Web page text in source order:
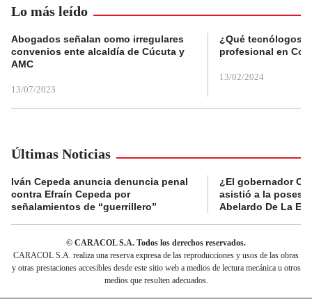
Lo más leído
Abogados señalan como irregulares
convenios ente alcaldía de Cúcuta y
AMC
13/07/2023
¿Qué tecnólogos
profesional en
13/02/2024
Últimas Noticias
Iván Cepeda anuncia denuncia penal
contra Efraín Cepeda por
señalamientos de “guerrillero”
¿El gobernador
asistió a la
Abelardo De La
© CARACOL S.A. Todos los derechos reservados.
CARACOL S.A. realiza una reserva expresa de las reproducciones y usos de las obras
y otras prestaciones accesibles desde este sitio web a medios de lectura mecánica u otros
medios que resulten adecuados.